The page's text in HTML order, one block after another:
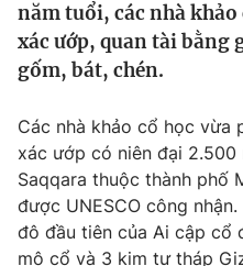
Thế giới
Tin tức
Thế giới đó đây
Câu chuyện quốc tế
Tài chính
Thị trường
Góc doanh nghiệp
Dữ liệu và đời sống
Truyền hình
năm tuổi, các nhà
xác ướp, quan tài bằng
gốm, bát, chén.
Các nhà khảo cổ học vừa
xác ướp có niên đại
Saqqara thuộc thành phố
được UNESCO công
đô đầu tiên của Ai cập cổ
mộ cổ và 3 kim tự tháp